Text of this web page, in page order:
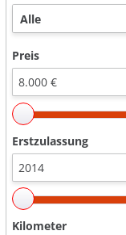
Preis
Erstzulassung
Kilometer